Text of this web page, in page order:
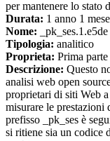
per mantenere lo stato
Durata: 1 anno 1 mese
Nome: _pk_ses.1.e5de
Tipologia: analitico
Proprieta: Prima parte
Descrizione: Questo
analisi web open
proprietari di siti Web
misurare le
prefisso _pk_ses è
si ritiene sia un codice